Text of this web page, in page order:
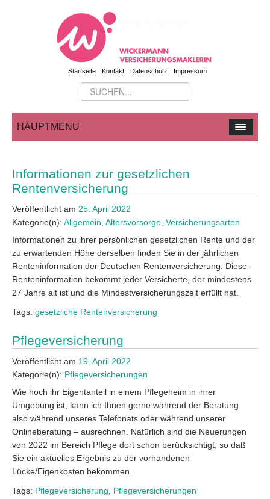
Startseite Kontakt Datenschutz Impressum
HAUPTMENÜ
Informationen zur gesetzlichen
Rentenversicherung
Veröffentlicht am 25. April 2022
Kategorie(n): Allgemein Altersvorsorge Versicherungsarten
Informationen zu ihrer persönlichen gesetzlichen Rente und der
zu erwartenden Höhe derselben finden Sie in der jährlichen
Renteninformation der Deutschen Rentenversicherung. Diese
Renteninformation bekommt jeder Versicherte, der mindestens
27 Jahre alt ist und die Mindestversicherungszeit erfüllt hat.
Tags: gesetzliche Rentenversicherung
Pflegeversicherung
Veröffentlicht am 19. April 2022
Kategorie(n): Pflegeversicherungen
Wie hoch ihr Eigentanteil in einem Pflegeheim in ihrer
Umgebung ist, kann ich Ihnen gerne während der Beratung –
also während unseres Telefonats oder während unserer
Onlineberatung – ausrechnen. Natürlich sind die Neuerungen
von 2022 im Bereich Pflege dort schon berücksichtigt, so daß
Sie ein aktuelles Ergebnis zu der vorhandenen
Lücke/Eigenkosten bekommen.
Tags: Pflegeversicherung Pflegeversicherungen